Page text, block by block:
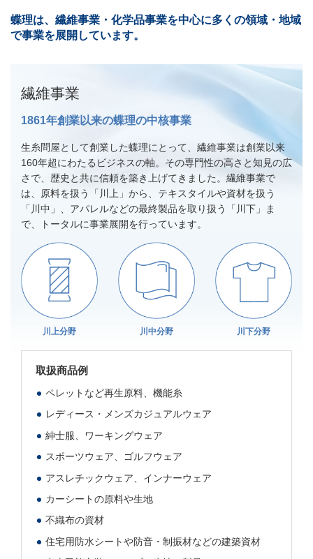
蝶理は、繊維事業・化学品事業を中心に多くの領域・地域
で事業を展開しています。
繊維事業
1861年創業以来の蝶理の中核事業
生糸問屋として創業した蝶理にとって、繊維事業は創業以来
160年超にわたるビジネスの軸。その専門性の高さと知見の広
さで、歴史と共に信頼を築き上げてきました。繊維事業で
は、原料を扱う「川上」から、テキスタイルや資材を扱う
「川中」、アパレルなどの最終製品を取り扱う「川下」ま
で、トータルに事業展開を行っています。
川上分野 川中分野 川下分野
取扱商品例
ペレットなど再生原料、機能糸
レディース・メンズカジュアルウェア
紳士服、ワーキングウェア
スポーツウェア、ゴルフウェア
アスレチックウェア、インナーウェア
カーシートの原料や生地
不織布の資材
住宅用防水シートや防音・制振材などの建築資材